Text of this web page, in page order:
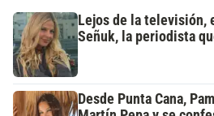
Lejos de la televisión,
Señuk, la periodista
Desde Punta Cana,